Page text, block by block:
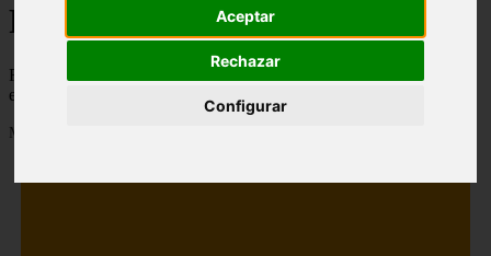
Aceptar
Rechazar
Configurar
Recetas faciles y rápidas
Recetas de comidas rapidas y fáciles de preparar, con ingredientes
ecónomicos y baratos
Mostrando 1 - 2 de 2 artículos